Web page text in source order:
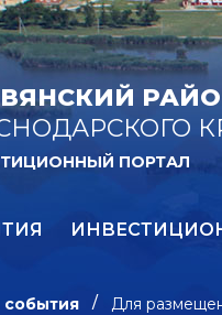
ПОРТАЛ
события Для